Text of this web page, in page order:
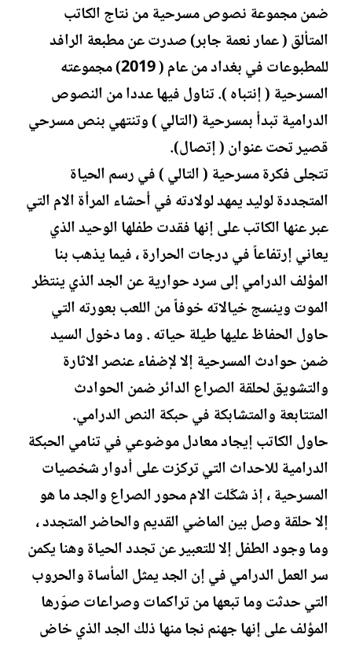
ت
ي
خ
ا
ل
إ
ش
ء
ضمن مجموعة نصوص مسرحية من نتاج الكاتب
المتألق ( عمار نعمة جابر) صدرت عن مطبعة الرافد
للمطبوعات في بغداد من عام ( 2019) مجموعته
المسرحية ( إنتباه ). تناول فيها عددا من النصوص
الدرامية تبدأ بمسرحية (التالي ) وتنتهي بنص مسرحي
قصير تحت عنوان ( إتصال).
تتجلى فكرة مسرحية ( التالي ) في رسم الحياة
المتجددة لوليد يمهد لولادته في أحشاء المرأة الام التي
عبر عنها الكاتب على إنها فقدت طفلها الوحيد الذي
يعاني إرتفاعاً في درجات الحرارة ، فيما يذهب بنا
المؤلف الدرامي إلى سرد حوارية عن الجد الذي ينتظر
الموت وينسج خيالاته خوفاً من اللعب بعورته التي
حاول الحفاظ عليها طيلة حياته . وما دخول السيد
ضمن حوادث المسرحية إلا لإضفاء عنصر الاثارة
والتشويق لحلقة الصراع الدائر ضمن الحوادث
المتتابعة والمتشابكة في حبكة النص الدرامي.
حاول الكاتب إيجاد معادل موضوعي في تنامي الحبكة
الدرامية للاحداث التي تركزت على أدوار شخصيات
المسرحية ، إذ شكّلت الام محور الصراع والجد ما هو
إلا حلقة وصل بين الماضي القديم والحاضر المتجدد ،
وما وجود الطفل إلا للتعبير عن تجدد الحياة وهنا يكمن
سر العمل الدرامي في إن الجد يمثل المأساة والحروب
التي حدثت وما تبعها من تراكمات وصراعات صوّرها
المؤلف على إنها جهنم نجا منها ذلك الجد الذي خاض